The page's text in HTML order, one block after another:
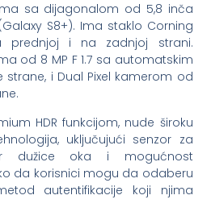
sa dijagonalom od 5,8 inča
S8+). Ima staklo Corning
i na zadnjoj strani.
od 8 MP F 1.7 sa automatskim
i Dual Pixel kamerom od
HDR funkcijom, nude široku
uključujući senzor za
dužice oka i mogućnost
da korisnici mogu da odaberu
autentifikacije koji njima